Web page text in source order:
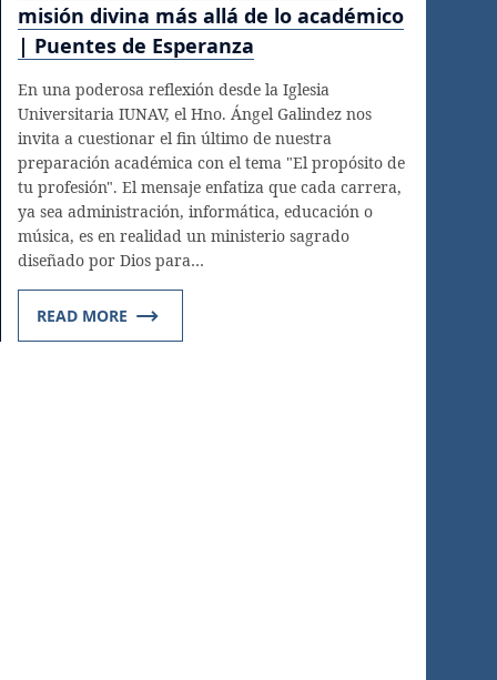
misión divina más allá de lo académico
| Puentes de Esperanza
En una poderosa reflexión desde la Iglesia
Universitaria IUNAV, el Hno. Ángel Galindez nos
invita a cuestionar el fin último de nuestra
preparación académica con el tema "El propósito de
tu profesión". El mensaje enfatiza que cada carrera,
ya sea administración, informática, educación o
música, es en realidad un ministerio sagrado
diseñado por Dios para…
READ MORE